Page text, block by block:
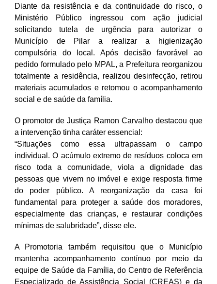
Diante da resistência e da continuidade do risco, o
Ministério Público ingressou com ação judicial
solicitando tutela de urgência para autorizar o
Município de Pilar a realizar a higienização
compulsória do local. Após decisão favorável ao
pedido formulado pelo MPAL, a Prefeitura reorganizou
totalmente a residência, realizou desinfecção, retirou
materiais acumulados e retomou o acompanhamento
social e de saúde da família.
O promotor de Justiça Ramon Carvalho destacou que
a intervenção tinha caráter essencial:
“Situações como essa ultrapassam o campo
individual. O acúmulo extremo de resíduos coloca em
risco toda a comunidade, viola a dignidade das
pessoas que vivem no imóvel e exige resposta firme
do poder público. A reorganização da casa foi
fundamental para proteger a saúde dos moradores,
especialmente das crianças, e restaurar condições
mínimas de salubridade”, disse ele.
A Promotoria também requisitou que o Município
mantenha acompanhamento contínuo por meio da
equipe de Saúde da Família, do Centro de Referência
Especializado de Assistência Social (CREAS) e da